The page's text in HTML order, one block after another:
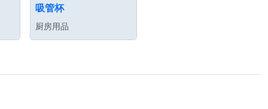
吸管杯
厨房用品